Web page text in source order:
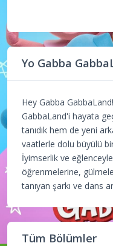
Yo Gabba
Hey Gabba
GabbaLand'i hayata
tanıdık hem de yeni
vaatlerle dolu büyülü
İyimserlik ve
öğrenmelerine,
tanıyan şarkı ve dans
Tüm Bölümler